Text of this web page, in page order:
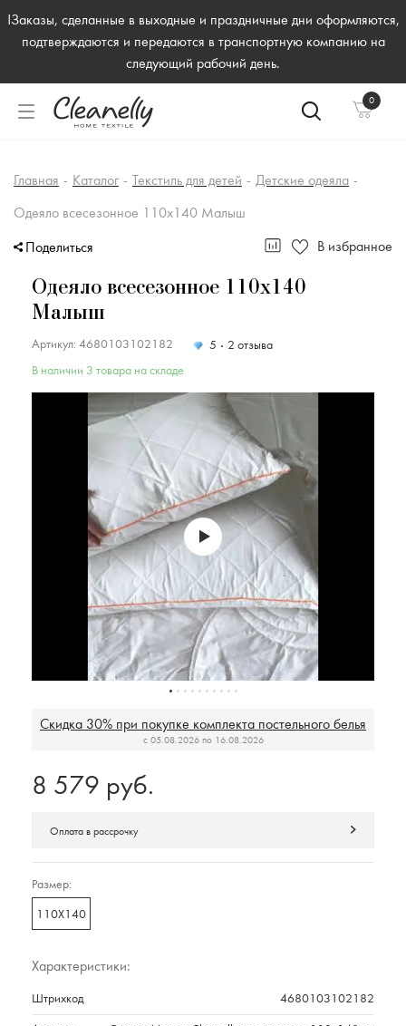
!Заказы, сделанные в выходные и праздничные дни оформляются,
подтверждаются и передаются в транспортную компанию на
следующий рабочий день.
0
Главная - Каталог - Текстиль для детей - Детские одеяла -
Одеяло всесезонное 110х140 Малыш
Поделиться В избранное
Одеяло всесезонное 110х140
Малыш
Артикул: 4680103102182 5
2 отзыва
В наличии 3 товара на складе
Скидка 30% при покупке комплекта постельного белья
c 05.08.2026 по 16.08.2026
8 579 руб.
Оплата в рассрочку
Размер:
110Х140
Характеристики:
Штрихкод 4680103102182